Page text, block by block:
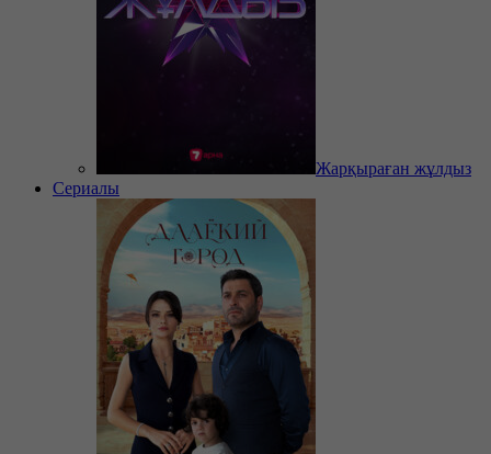
Жарқыраған жұлдыз
Сериалы